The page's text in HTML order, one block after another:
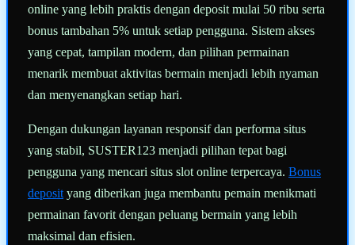
online yang lebih praktis dengan deposit mulai 50 ribu serta
bonus tambahan 5% untuk setiap pengguna. Sistem akses
yang cepat, tampilan modern, dan pilihan permainan
menarik membuat aktivitas bermain menjadi lebih nyaman
dan menyenangkan setiap hari.
Dengan dukungan layanan responsif dan performa situs
yang stabil, SUSTER123 menjadi pilihan tepat bagi
pengguna yang mencari situs slot online terpercaya. Bonus
deposit yang diberikan juga membantu pemain menikmati
permainan favorit dengan peluang bermain yang lebih
maksimal dan efisien.